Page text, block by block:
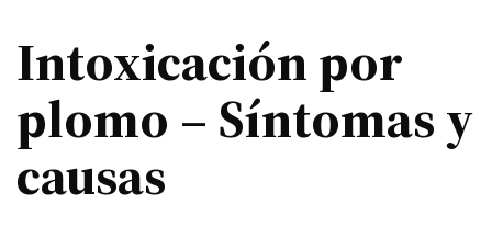
Intoxicación por
plomo – Síntomas y
causas